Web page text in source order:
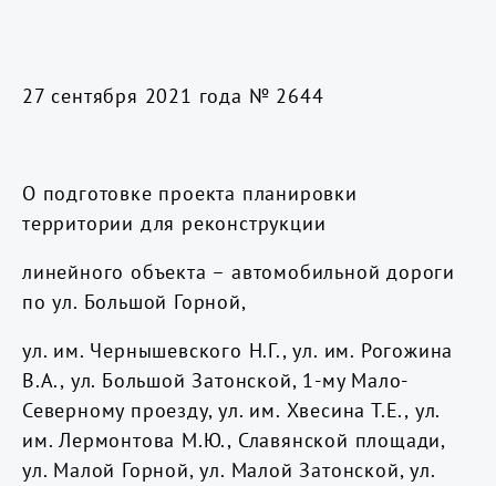
27 сентября 2021 года № 2644
О подготовке проекта планировки
территории для реконструкции
линейного объекта – автомобильной дороги
по ул. Большой Горной,
ул. им. Чернышевского Н.Г., ул. им. Рогожина
В.А., ул. Большой Затонской, 1-му Мало-
Северному проезду, ул. им. Хвесина Т.Е., ул.
им. Лермонтова М.Ю., Славянской площади,
ул. Малой Горной, ул. Малой Затонской, ул.